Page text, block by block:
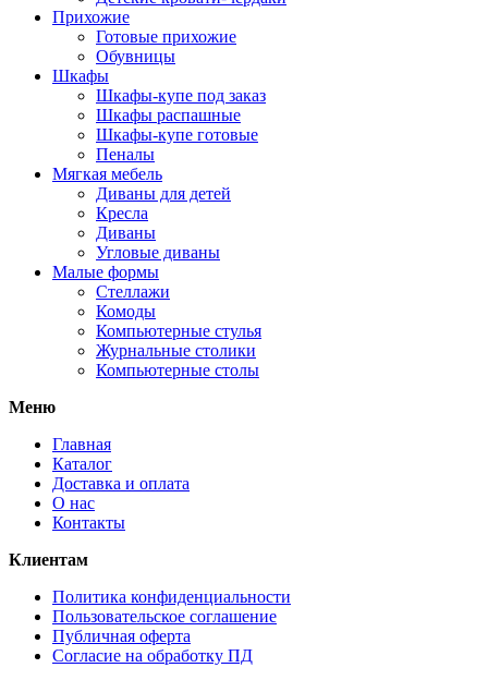
Прихожие
Готовые прихожие
Обувницы
Шкафы
Шкафы-купе под заказ
Шкафы распашные
Шкафы-купе готовые
Пеналы
Мягкая мебель
Диваны для детей
Кресла
Диваны
Угловые диваны
Малые формы
Стеллажи
Комоды
Компьютерные стулья
Журнальные столики
Компьютерные столы
Меню
Главная
Каталог
Доставка и оплата
О нас
Контакты
Клиентам
Политика конфиденциальности
Пользовательское соглашение
Публичная оферта
Согласие на обработку ПД